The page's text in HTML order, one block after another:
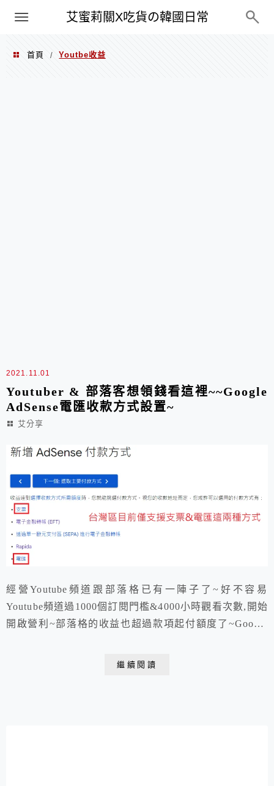
艾蜜莉關X吃貨の韓國日常
PXN
首頁 / Youtbe收益
2021.11.01
Youtuber & 部落客想領錢看這裡~~Google
AdSense電匯收款方式設置~
艾分享
經營Youtube頻道跟部落格已有一陣子了~好不容易
Youtube頻道過1000個訂閱門檻&4000小時觀看次數,開始
開啟營利~部落格的收益也超過款項起付額度了~Google
繼續閱讀